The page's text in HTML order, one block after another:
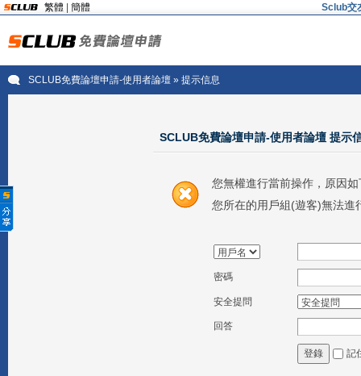
繁體 簡體 Sclub交
SCLUB免費論壇申請-使用者論壇» 提示信息
SCLUB免費論壇申請-使用者論壇 提示
您無權進行當前操作，原因如
您所在的用戶組(遊客)無法進
密碼
安全提問
回答
登錄 記